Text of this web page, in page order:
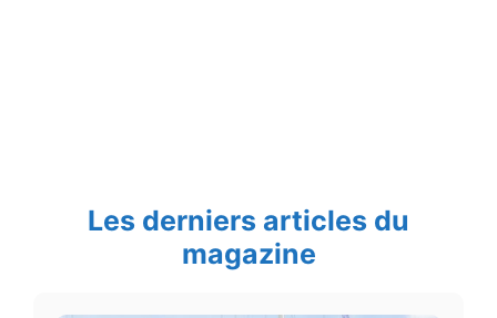
Les derniers articles du
magazine